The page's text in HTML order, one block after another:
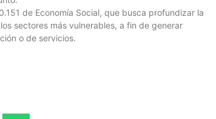
de Economía Social, que busca profundizar la
sectores más vulnerables, a fin de generar
o de servicios.